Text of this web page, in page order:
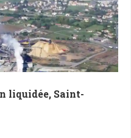
liquidée, Saint-